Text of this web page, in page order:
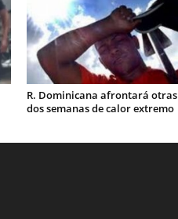
R. Dominicana afrontará otras
dos semanas de calor extremo